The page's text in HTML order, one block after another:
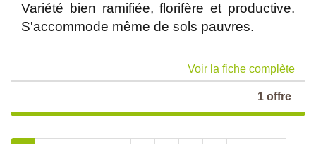
Variété bien ramifiée, florifère et productive.
S'accommode même de sols pauvres.
Voir la fiche complète
1 offre